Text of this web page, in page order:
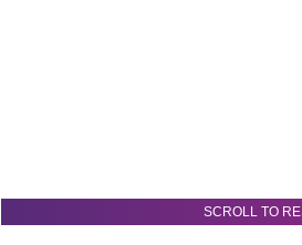
SCROLL TO